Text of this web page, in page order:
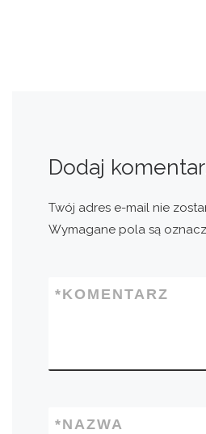
Dodaj
Twój adres e-mail nie
Wymagane pola są
KOMENTARZ
*
NAZWA
*